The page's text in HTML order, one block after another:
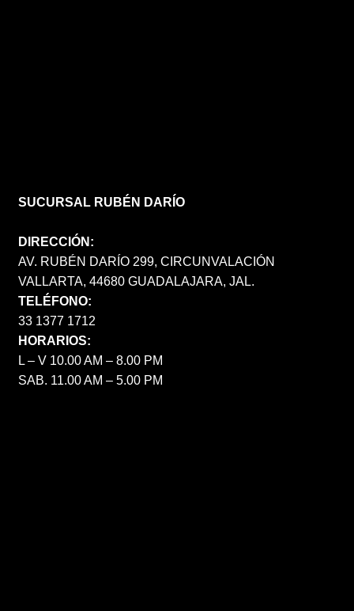
SUCURSAL RUBÉN DARÍO
DIRECCIÓN:
AV. RUBÉN DARÍO 299, CIRCUNVALACIÓN
VALLARTA, 44680 GUADALAJARA, JAL.
TELÉFONO:
33 1377 1712
HORARIOS:
L – V 10.00 AM – 8.00 PM
SAB. 11.00 AM – 5.00 PM